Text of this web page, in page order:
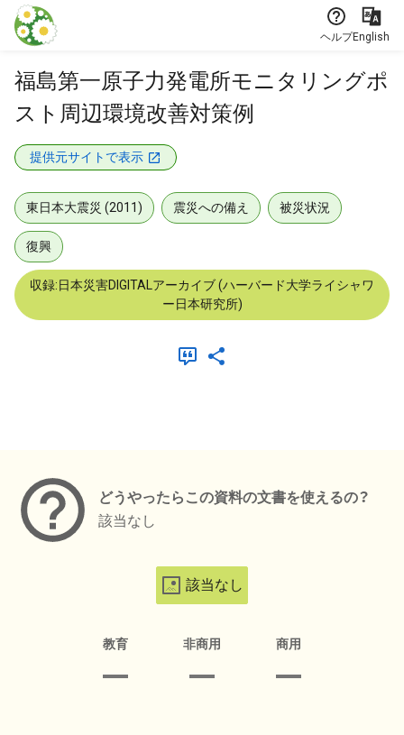
本文に飛ぶ
ヘルプEnglish
福島第一原子力発電所モニタリングポ
スト周辺環境改善対策例
提供元サイトで表示
東日本大震災 (2011) 震災への備え 被災状況
復興
収録:日本災害DIGITALアーカイブ (ハーバード大学ライシャワ
ー日本研究所)
どうやったらこの資料の文書を使えるの？
該当なし
該当なし
教育 非商用 商用